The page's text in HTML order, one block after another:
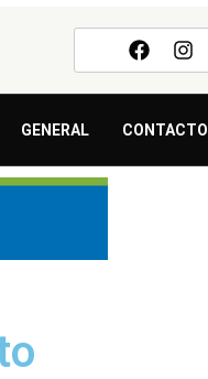
GENERAL CONTACTO